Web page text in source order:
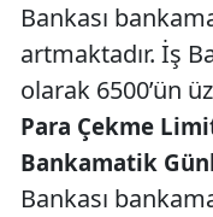
Bankası
artmaktadır. İş
olarak 6500’ün
Para Çekme
Bankamatik
Bankası